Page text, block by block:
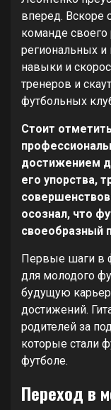
вперед. Вскоре
команде своего
региональных и
навыки и
тренеров и
футбольных
Стоит
достижением
его упорства,
осознал, что
своеобразный
Первые шаги в
для молодого
будущую
достижений.
родителей за
которые стали
футболе.
Переход в